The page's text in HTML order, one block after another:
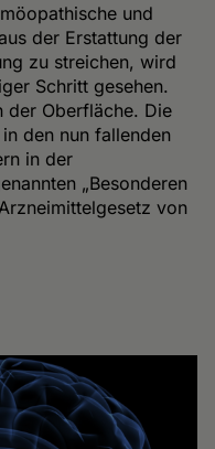
und
der Erstattung der
zu streichen, wird
Schritt gesehen.
der Oberfläche. Die
den nun fallenden
in der
„Besonderen
von